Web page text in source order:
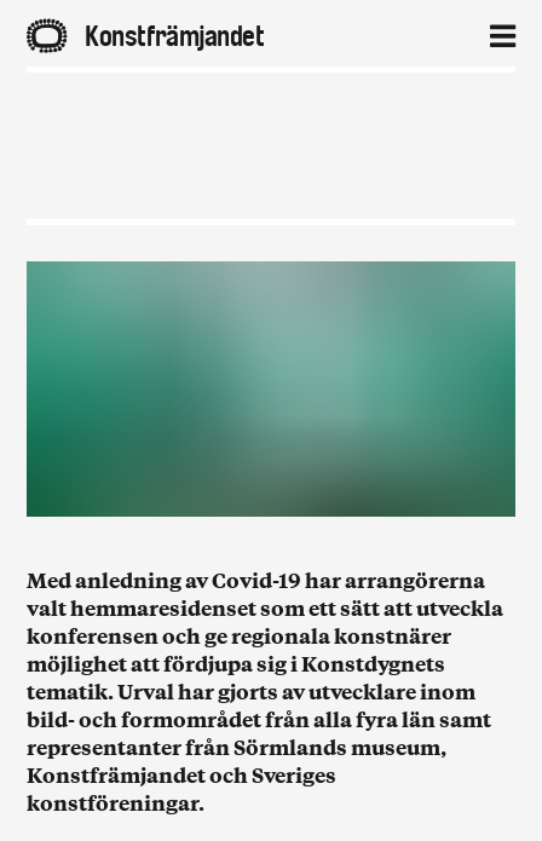
Med anledning av Covid-19 har arrangörerna
valt hemmaresidenset som ett sätt att utveckla
konferensen och ge regionala konstnärer
möjlighet att fördjupa sig i Konstdygnets
tematik. Urval har gjorts av utvecklare inom
bild- och formområdet från alla fyra län samt
representanter från Sörmlands museum,
Konstfrämjandet och Sveriges
konstföreningar.
A Konstfrämjandet 2